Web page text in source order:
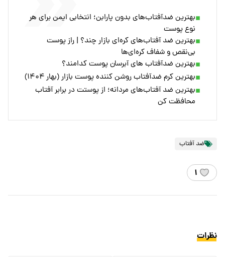
بهترین ضدآفتاب‌های بدون پارابن؛ انتخابی ایمن برای هر
نوع پوست
بهترین ضد آفتاب‌های کره‌ای بازار چند؟ | راز پوست
بی‌نقص و شفاف کره‌ای‌ها
بهترین ضدآفتاب های آبرسان پوست کدامند؟
بهترین کرم ضدآفتاب روشن کننده پوست بازار (بهار ۱۴۰۴)
بهترین ضد آفتاب‌های مردانه؛ از پوستت در برابر آفتاب
محافظت کن
ضد آفتاب
۱
نظرات